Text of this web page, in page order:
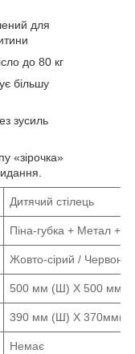
для
до 80 кг
більшу
зусиль
«зірочка»
Дитячий стілець
Піна-губка + Метал +
Жовто-сірий / Червоно-
500 мм (Ш)X 500 мм
390 мм (Ш)X
Немає